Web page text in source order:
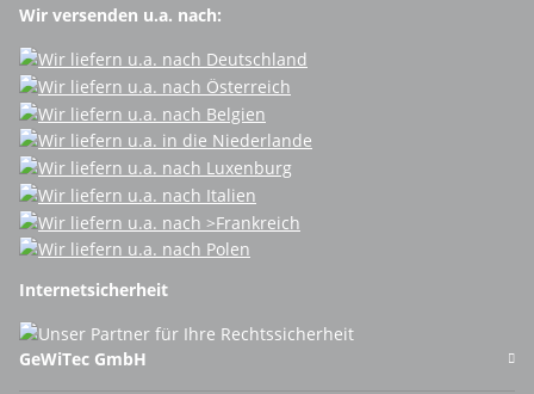
Wir versenden u.a. nach:
Internetsicherheit
GeWiTec GmbH